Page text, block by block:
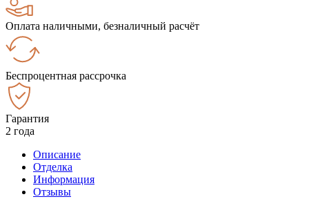
Оплата наличными, безналичный расчёт
Беспроцентная рассрочка
Гарантия
2 года
Описание
Отделка
Информация
Отзывы